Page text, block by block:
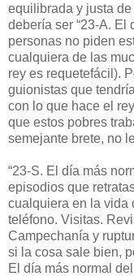
equilibrada y justa de
debería ser “23-A. El
personas no piden
cualquiera de las
rey es requetefácil).
guionistas que
con lo que hace el
que estos pobres
semejante brete, no
“23-S. El día más
episodios que
cualquiera en la vida
teléfono. Visitas.
Campechanía y
si la cosa sale bien,
El día más normal